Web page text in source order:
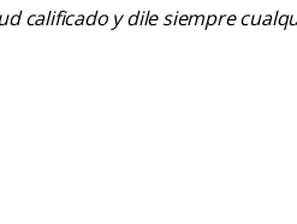
y dile siempre